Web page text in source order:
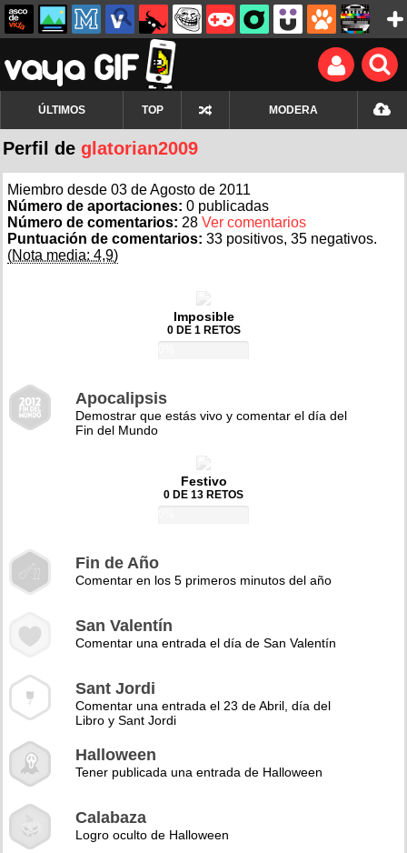
ÚLTIMOS TOP MODERA
Perfil de glatorian2009
Miembro desde 03 de Agosto de 2011
Número de aportaciones: 0 publicadas
Número de comentarios: 28 Ver comentarios
Puntuación de comentarios: 33 positivos, 35 negativos.
(Nota media: 4,9)
Imposible
0 DE 1 RETOS
Apocalipsis
Demostrar que estás vivo y comentar el día del
Fin del Mundo
Festivo
0 DE 13 RETOS
Fin de Año
Comentar en los 5 primeros minutos del año
San Valentín
Comentar una entrada el día de San Valentín
Sant Jordi
Comentar una entrada el 23 de Abril, día del
Libro y Sant Jordi
Halloween
Tener publicada una entrada de Halloween
Calabaza
Logro oculto de Halloween